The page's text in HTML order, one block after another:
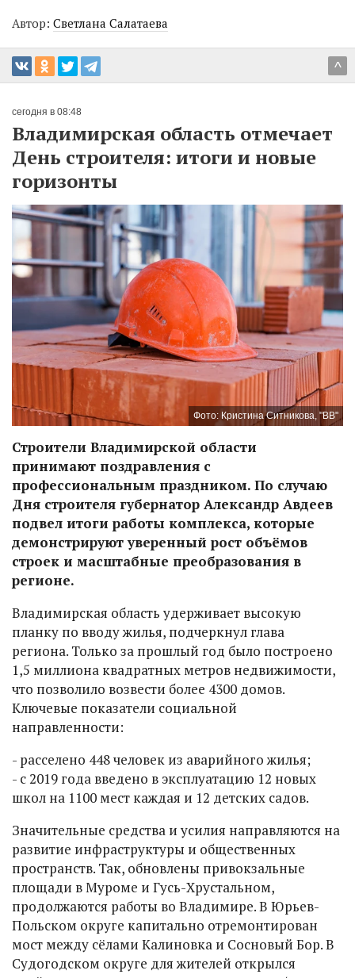
Автор: Светлана Салатаева
^
сегодня в 08:48
Владимирская область отмечает
День строителя: итоги и новые
горизонты
Фото: Кристина Ситникова, "ВВ"
Строители Владимирской области
принимают поздравления с
профессиональным праздником. По случаю
Дня строителя губернатор Александр Авдеев
подвел итоги работы комплекса, которые
демонстрируют уверенный рост объёмов
строек и масштабные преобразования в
регионе.
Владимирская область удерживает высокую
планку по вводу жилья, подчеркнул глава
региона. Только за прошлый год было построено
1,5 миллиона квадратных метров недвижимости,
что позволило возвести более 4300 домов.
Ключевые показатели социальной
направленности:
- расселено 448 человек из аварийного жилья;
- с 2019 года введено в эксплуатацию 12 новых
школ на 1100 мест каждая и 12 детских садов.
Значительные средства и усилия направляются на
развитие инфраструктуры и общественных
пространств. Так, обновлены привокзальные
площади в Муроме и Гусь-Хрустальном,
продолжаются работы во Владимире. В Юрьев-
Польском округе капитально отремонтирован
мост между сёлами Калиновка и Сосновый Бор. В
Судогодском округе для жителей открылся